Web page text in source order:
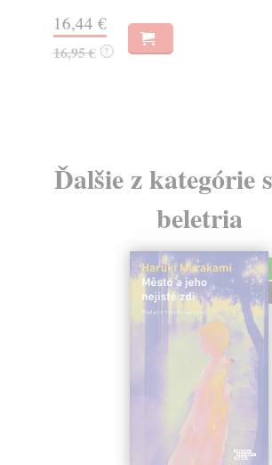
16,44 €
16,95 € ?
Ďalšie z kategórie
beletria